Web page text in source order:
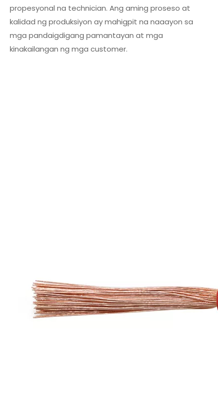
propesyonal na technician. Ang aming proseso at
kalidad ng produksiyon ay mahigpit na naaayon sa
mga pandaigdigang pamantayan at mga
kinakailangan ng mga customer.